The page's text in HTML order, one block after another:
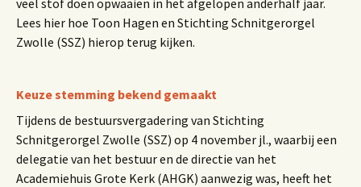
veel stof doen opwaaien in het afgelopen anderhalf jaar.
Lees hier hoe Toon Hagen en Stichting Schnitgerorgel
Zwolle (SSZ) hierop terug kijken.
Keuze stemming bekend gemaakt
Tijdens de bestuursvergadering van Stichting
Schnitgerorgel Zwolle (SSZ) op 4 november jl., waarbij een
delegatie van het bestuur en de directie van het
Academiehuis Grote Kerk (AHGK) aanwezig was, heeft het